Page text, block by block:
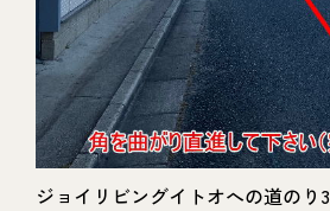
ジョイリビングイトオへの道のり3